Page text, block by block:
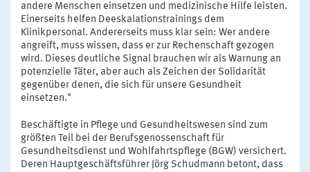
andere Menschen einsetzen und medizinische Hilfe leisten.
Einerseits helfen Deeskalationstrainings dem
Klinikpersonal. Andererseits muss klar sein: Wer andere
angreift, muss wissen, dass er zur Rechenschaft gezogen
wird. Dieses deutliche Signal brauchen wir als Warnung an
potenzielle Täter, aber auch als Zeichen der Solidarität
gegenüber denen, die sich für unsere Gesundheit
einsetzen."
Beschäftigte in Pflege und Gesundheitswesen sind zum
größten Teil bei der Berufsgenossenschaft für
Gesundheitsdienst und Wohlfahrtspflege (BGW) versichert.
Deren Hauptgeschäftsführer Jörg Schudmann betont, dass